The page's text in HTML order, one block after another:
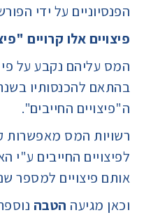
הפנסיוניים על ידי
פיצויים אלו קרויים
המס עליהם נקבע על
בהתאם להכנסותיו
ה"פיצויים החייבים".
רשויות המס
לפיצויים החייבים
אותם פיצויים למספר
וכאן מגיעה הטבה